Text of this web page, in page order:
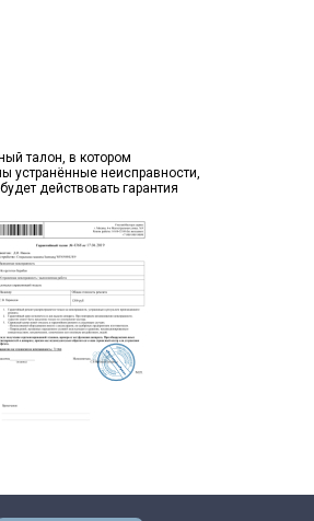
талон, в котором
устранённые неисправности,
действовать гарантия